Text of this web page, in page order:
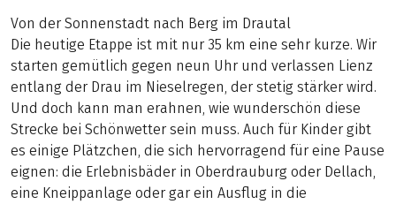
Von der Sonnenstadt nach Berg im Drautal
Die heutige Etappe ist mit nur 35 km eine sehr kurze. Wir
starten gemütlich gegen neun Uhr und verlassen Lienz
entlang der Drau im Nieselregen, der stetig stärker wird.
Und doch kann man erahnen, wie wunderschön diese
Strecke bei Schönwetter sein muss. Auch für Kinder gibt
es einige Plätzchen, die sich hervorragend für eine Pause
eignen: die Erlebnisbäder in Oberdrauburg oder Dellach,
eine Kneippanlage oder gar ein Ausflug in die